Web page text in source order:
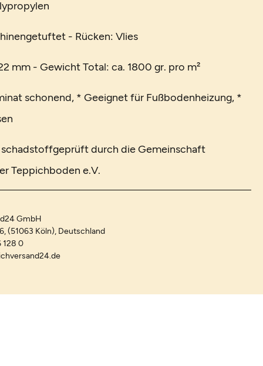
- Rücken: Vlies
mm - Gewicht Total: ca. 1800 gr. pro m²
schonend, * Geeignet für Fußbodenheizung, *
schadstoffgeprüft durch die Gemeinschaft
Teppichboden e.V.
GmbH
(51063 Köln), Deutschland
128 0